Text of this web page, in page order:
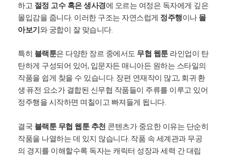
하고 절정 고수 혹은 생사경에 오르는 여정은 독자에게 깊은
몰입감을 줍니다. 이러한 구조는 자연스럽게 정주행이나 몰
아보기와 궁합이 잘 맞습니다.
특히 블랙툰은 다양한 장르 중에서도 무협 웹툰라인업이 탄
탄하게 구성되어 있어, 입문자든 매니아든 원하는 스타일의
작품을 쉽게 찾을 수 있습니다. 장편 연재작이 많고, 회귀·환
생·퓨전 요소가 결합된 신무협 작품들이 주류를 이루고 있어
정주행을 시작하면 며칠이고 빠져들게 됩니다.
결국 블랙툰 무협 웹툰 추천 콘텐츠가 중요한 이유는 단순히
작품을 나열하는 데 있지 않습니다. 작품 속 세계관과 무공
의 경지를 이해할수록 독자는 캐릭터 성장과 세력 간 대립